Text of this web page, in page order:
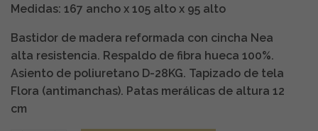
Medidas: 167 ancho x 105 alto x 95 alto
Bastidor de madera reformada con cincha Nea
alta resistencia. Respaldo de fibra hueca 100%.
Asiento de poliuretano D-28KG. Tapizado de tela
Flora (antimanchas). Patas merálicas de altura 12
cm